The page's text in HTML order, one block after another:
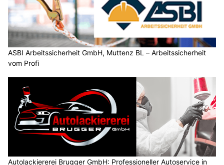
ASBI Arbeitssicherheit GmbH, Muttenz BL – Arbeitssicherheit
vom Profi
Autolackiererei Brugger GmbH: Professioneller Autoservice in